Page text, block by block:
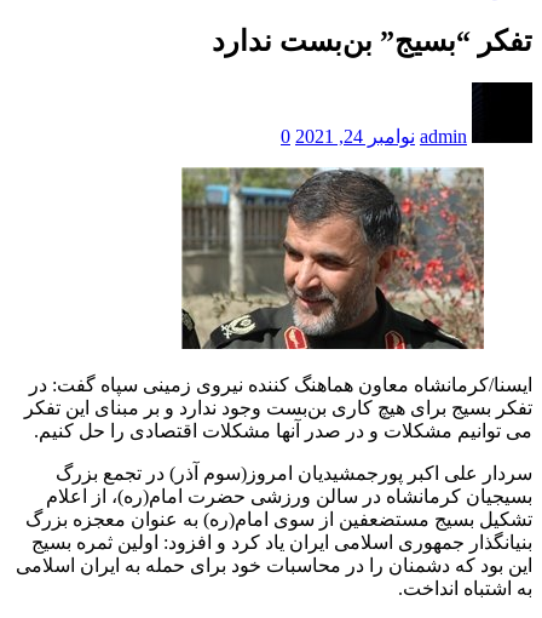
تفکر “بسیج” بن‌بست ندارد
admin نوامبر 24, 2021 0
ایسنا/کرمانشاه معاون هماهنگ کننده نیروی زمینی سپاه گفت: در
تفکر بسیج برای هیچ کاری بن‌بست وجود ندارد و بر مبنای این تفکر
می توانیم مشکلات و در صدر آنها مشکلات اقتصادی را حل کنیم.
سردار علی اکبر پورجمشیدیان امروز(سوم آذر) در تجمع بزرگ
بسیجیان کرمانشاه در سالن ورزشی حضرت امام(ره)، از اعلام
تشکیل بسیج مستضعفین از سوی امام(ره) به عنوان معجزه بزرگ
بنیانگذار جمهوری اسلامی ایران یاد کرد و افزود: اولین ثمره بسیج
این بود که دشمنان را در محاسبات خود برای حمله به ایران اسلامی
به اشتباه انداخت.